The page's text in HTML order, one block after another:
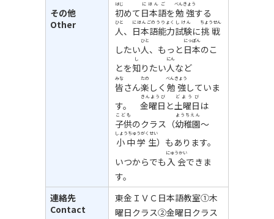
その他
Other
初
はじ
めて 日本語
にほんご
を勉強
べんきょう
する
人
ひと
、 日本語能力
にほんごのうりょく
試験
しけん
に挑戦
ちょうせん
したい人
ひと
、もっと 日本
にっぽん
のこ
とを知
し
りたい人
にん
など
皆
みな
さん楽
たの
しく 勉強
べんきょう
していま
す。 金曜日
きんようび
と土曜日
どようび
は
子供
こども
のクラス（幼稚園
ようちえん
～
小中学生
しょうちゅうがくせい
）もあります。
いつからでも入会
にゅうかい
できま
す。
連絡先
Contact
東金ＩＶＣ日本語教室①木
曜日クラス②金曜日クラス